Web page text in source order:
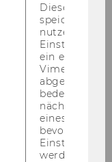
Dieses Cookie
speichert
ein
Vimeo-Video
abgespielt
bedeutet,
nächsten
eines Vimeo-
bevorzugten
werden.